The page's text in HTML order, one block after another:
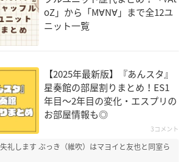
oZ」から「M∀N∀」まで全12ユ
ニット一覧
【2025年最新版】『あんスタ』
星奏館の部屋割りまとめ！ES1
年目〜2年目の変化・エスプリの
お部屋情報も◎
3コメント
礼します ぶっき（維吹）はマヨイと友也と同室ら